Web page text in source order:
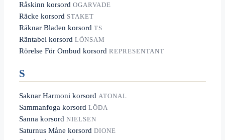
Råskinn korsord OGARVADE
Räcke korsord STAKET
Räknar Bladen korsord TS
Räntabel korsord LÖNSAM
Rörelse För Ombud korsord REPRESENTANT
S
Saknar Harmoni korsord ATONAL
Sammanfoga korsord LÖDA
Sanna korsord NIELSEN
Saturnus Måne korsord DIONE